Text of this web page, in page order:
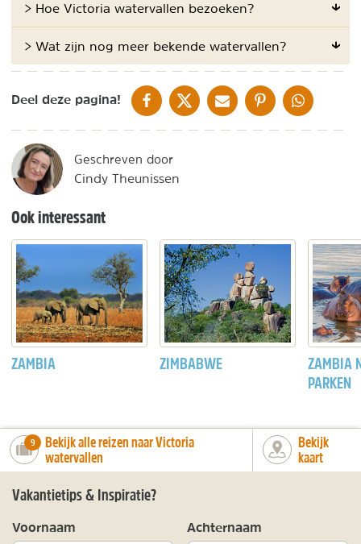
> Hoe Victoria watervallen bezoeken?
> Wat zijn nog meer bekende watervallen?
Deel deze pagina! DELEN OP FACEBOOK
DELEN OP XDELEN VIA DE MAIL
DELEN OP PINTEREST
DELEN OP
Geschreven door
Cindy Theunissen
Ook interessant
ZAMBIA ZIMBABWE
ZAMBIA
PARKEN
number_of_trips:
9
Bekijk alle reizen naar Victoria
watervallen
Bekijk
kaart
Vakantietips & Inspiratie?
Voornaam Achternaam